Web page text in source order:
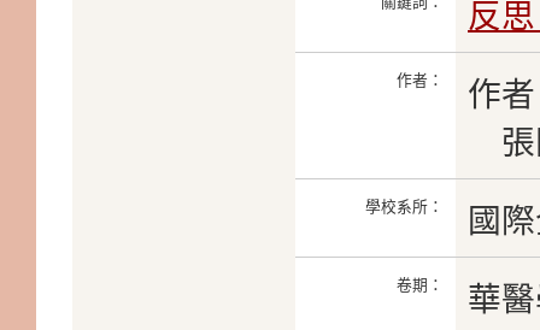
反
作者：
作
張
學校系所： 國
卷期： 華